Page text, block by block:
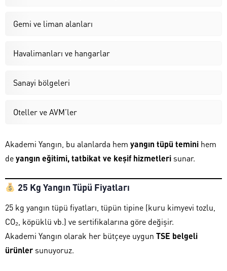
Gemi ve liman alanları
Havalimanları ve hangarlar
Sanayi bölgeleri
Oteller ve AVM’ler
Akademi Yangın, bu alanlarda hem yangın tüpü temini hem
deyangın eğitimi, tatbikat ve keşif hizmetleri sunar.
25 Kg Yangın Tüpü Fiyatları
25 kg yangın tüpü fiyatları, tüpün tipine (kuru kimyevi tozlu,
CO₂, köpüklü vb.) ve sertifikalarına göre değişir.
Akademi Yangın olarak her bütçeye uygun TSE belgeli
ürünler sunuyoruz.